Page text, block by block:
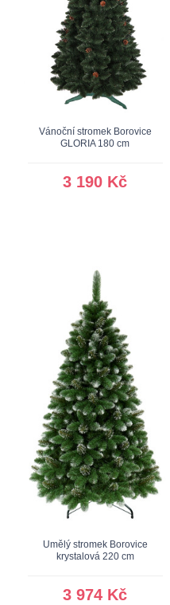
Vánoční stromek Borovice
GLORIA 180 cm
3 190 Kč
Umělý stromek Borovice
krystalová 220 cm
3 974 Kč